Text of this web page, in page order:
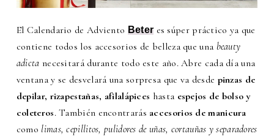
El Calendario de Adviento Beter es súper práctico ya que
contiene todos los accesorios de belleza que una beauty
adicta necesitará durante todo este año. Abre cada día una
ventana y se desvelará una sorpresa que va desde pinzas de
depilar, rizapestañas, afilalápices hasta espejos de bolso y
coleteros. También encontrarás accesorios de manicura
como limas, cepillitos, pulidores de uñas, cortauñas y separadores